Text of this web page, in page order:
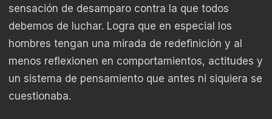
sensación de desamparo contra la que todos
debemos de luchar. Logra que en especial los
hombres tengan una mirada de redefinición y al
menos reflexionen en comportamientos, actitudes y
un sistema de pensamiento que antes ni siquiera se
cuestionaba.